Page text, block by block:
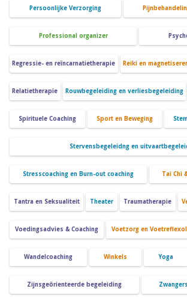
Persoonlijke Verzorging
Professional organizer
Regressie- en reïncarnatietherapie Reiki en
Relatietherapie Rouwbegeleiding en verliesbegeleiding
Spirituele Coaching Sport en Beweging
Stervensbegeleidng en
Stresscoaching en Burn-out coaching Tai Chi
Tantra en Seksualiteit Theater Traumatherapie
Voedingsadvies & Coaching Voetzorg en
Wandelcoaching Winkels Yoga
Zijnsgeörienteerde begeleiding